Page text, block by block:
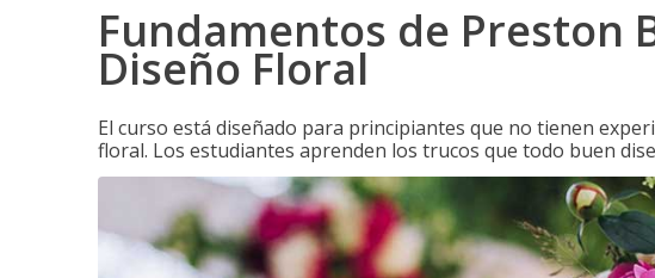
Fundamentos de Preston
Diseño Floral
El curso está diseñado para principiantes que no tienen
floral. Los estudiantes aprenden los trucos que todo buen